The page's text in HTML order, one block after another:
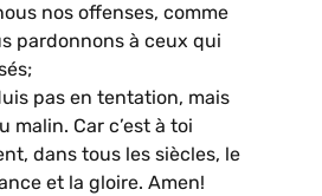
nos offenses, comme
pardonnons à ceux qui
pas en tentation, mais
malin. Car c’est à toi
dans tous les siècles, le
et la gloire. Amen!